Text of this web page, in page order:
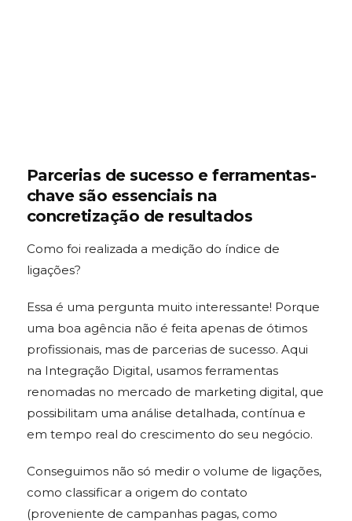
Parcerias de sucesso e ferramentas-
chave são essenciais na
concretização de resultados
Como foi realizada a medição do índice de
ligações?
Essa é uma pergunta muito interessante! Porque
uma boa agência não é feita apenas de ótimos
profissionais, mas de parcerias de sucesso. Aqui
na Integração Digital, usamos ferramentas
renomadas no mercado de marketing digital, que
possibilitam uma análise detalhada, contínua e
em tempo real do crescimento do seu negócio.
Conseguimos não só medir o volume de ligações,
como classificar a origem do contato
(proveniente de campanhas pagas, como